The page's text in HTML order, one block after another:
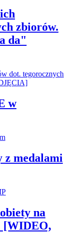
zbiorów.
da"
w
z medalami
na
[WIDEO,